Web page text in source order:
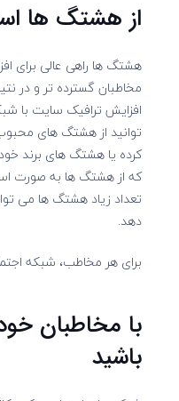
از هشتگ ها
هشتگ ها راهی عالی برای
مخاطبان گسترده تر و در
افزایش ترافیک سایت با
توانید از هشتگ های
کرده یا هشتگ های برند خود
که از هشتگ ها به صورت
تعداد زیاد هشتگ ها می
دهد.
برای هر مخاطب، شبکه
با مخاطبان
باشید